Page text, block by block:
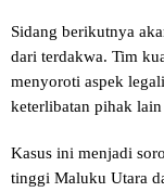
Sidang berikutnya
dari terdakwa. Tim
menyoroti aspek
keterlibatan pihak
Kasus ini menjadi
tinggi Maluku Utara